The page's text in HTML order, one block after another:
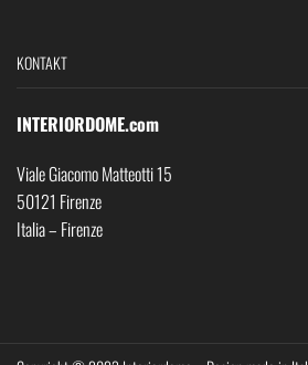
KONTAKT
INTERIORDOME.com
Viale Giacomo Matteotti 15
50121 Firenze
Italia – Firenze